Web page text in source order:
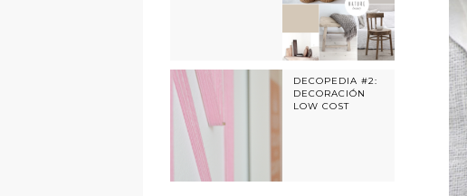
DECOPEDIA #2:
DECORACIÓN
LOW COST